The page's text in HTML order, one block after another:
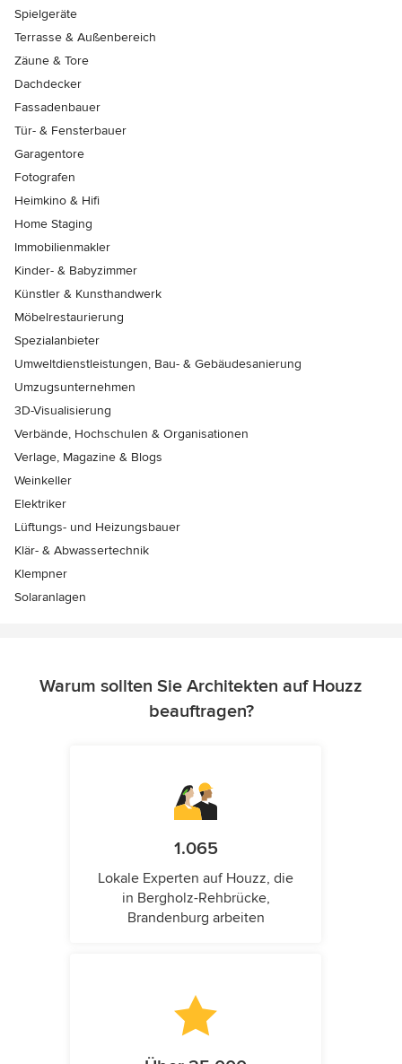
Spielgeräte
Terrasse & Außenbereich
Zäune & Tore
Dachdecker
Fassadenbauer
Tür- & Fensterbauer
Garagentore
Fotografen
Heimkino & Hifi
Home Staging
Immobilienmakler
Kinder- & Babyzimmer
Künstler & Kunsthandwerk
Möbelrestaurierung
Spezialanbieter
Umweltdienstleistungen, Bau- & Gebäudesanierung
Umzugsunternehmen
3D-Visualisierung
Verbände, Hochschulen & Organisationen
Verlage, Magazine & Blogs
Weinkeller
Elektriker
Lüftungs- und Heizungsbauer
Klär- & Abwassertechnik
Klempner
Solaranlagen
Warum sollten Sie Architekten auf Houzz
beauftragen?
1.065
Lokale Experten auf Houzz, die
in Bergholz-Rehbrücke,
Brandenburg arbeiten